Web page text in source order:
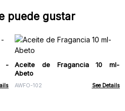
puede gustar
-
Aceite de Fragancia 10 ml-
Abeto
AWFO-102 See Details